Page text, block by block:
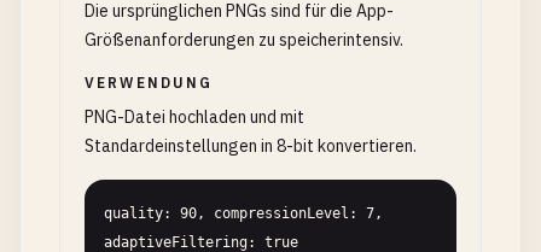
Die ursprünglichen PNGs sind für die App-
Größenanforderungen zu speicherintensiv.
VERWENDUNG
PNG-Datei hochladen und mit
Standardeinstellungen in 8-bit konvertieren.
quality: 90, compressionLevel: 7,
adaptiveFiltering: true